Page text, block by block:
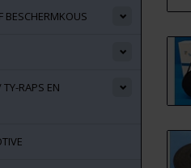
BESCHERMKOUS
RAPS EN